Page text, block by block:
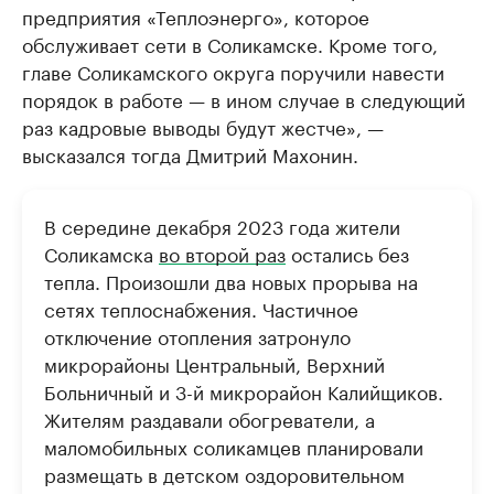
предприятия «Теплоэнерго», которое
обслуживает сети в Соликамске. Кроме того,
главе Соликамского округа поручили навести
порядок в работе — в ином случае в следующий
раз кадровые выводы будут жестче», —
высказался тогда Дмитрий Махонин.
В середине декабря 2023 года жители
Соликамска во второй разостались без
тепла. Произошли два новых прорыва на
сетях теплоснабжения. Частичное
отключение отопления затронуло
микрорайоны Центральный, Верхний
Больничный и 3-й микрорайон Калийщиков.
Жителям раздавали обогреватели, а
маломобильных соликамцев планировали
размещать в детском оздоровительном